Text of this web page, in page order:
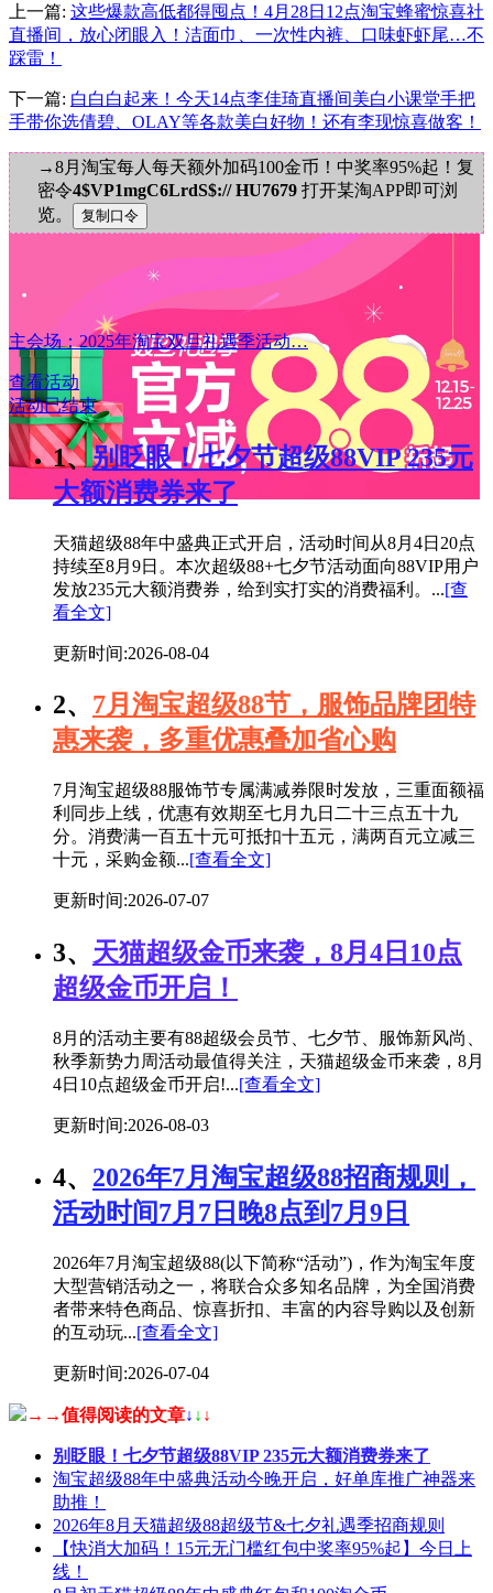
上一篇: 这些爆款高低都得囤点！4月28日12点淘宝蜂蜜惊喜社
直播间，放心闭眼入！洁面巾、一次性内裤、口味虾虾尾…不
踩雷！
下一篇: 白白白起来！今天14点李佳琦直播间美白小课堂手把
手带你选倩碧、OLAY等各款美白好物！还有李现惊喜做客！
→8月淘宝每人每天额外加码100金币！中奖率95%起！复
密令4$VP1mgC6LrdS$:// HU7679 打开某淘APP即可浏
览。
主会场：2025年淘宝双旦礼遇季活动…
查看活动
活动已结束
1、 别眨眼！七夕节超级88VIP 235元
大额消费券来了
天猫超级88年中盛典正式开启，活动时间从8月4日20点
持续至8月9日。本次超级88+七夕节活动面向88VIP用户
发放235元大额消费券，给到实打实的消费福利。...[查
看全文]
更新时间:2026-08-04
2、 7月淘宝超级88节，服饰品牌团特
惠来袭，多重优惠叠加省心购
7月淘宝超级88服饰节专属满减券限时发放，三重面额福
利同步上线，优惠有效期至七月九日二十三点五十九
分。消费满一百五十元可抵扣十五元，满两百元立减三
十元，采购金额...[查看全文]
更新时间:2026-07-07
3、 天猫超级金币来袭，8月4日10点
超级金币开启！
8月的活动主要有88超级会员节、七夕节、服饰新风尚、
秋季新势力周活动最值得关注，天猫超级金币来袭，8月
4日10点超级金币开启!...[查看全文]
更新时间:2026-08-03
4、 2026年7月淘宝超级88招商规则，
活动时间7月7日晚8点到7月9日
2026年7月淘宝超级88(以下简称“活动”)，作为淘宝年度
大型营销活动之一，将联合众多知名品牌，为全国消费
者带来特色商品、惊喜折扣、丰富的内容导购以及创新
的互动玩...[查看全文]
更新时间:2026-07-04
→→值得阅读的文章↓ ↓ ↓
别眨眼！七夕节超级88VIP 235元大额消费券来了
淘宝超级88年中盛典活动今晚开启，好单库推广神器来
助推！
2026年8月天猫超级88超级节&七夕礼遇季招商规则
【快消大加码！15元无门槛红包中奖率95%起】今日上
线！